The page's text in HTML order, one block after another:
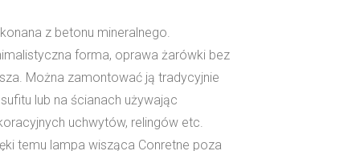
z betonu mineralnego.
forma, oprawa żarówki bez
Można zamontować ją tradycyjnie
lub na ścianach używając
uchwytów, relingów etc.
temu lampa wisząca Conretne poza